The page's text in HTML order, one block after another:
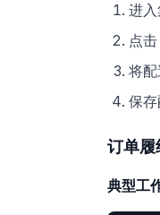
进
点
将
保
订单履
典型工